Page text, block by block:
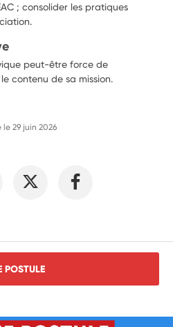
; consolider les pratiques
peut-être force de
contenu de sa mission.
le29 juin 2026
POSTULE